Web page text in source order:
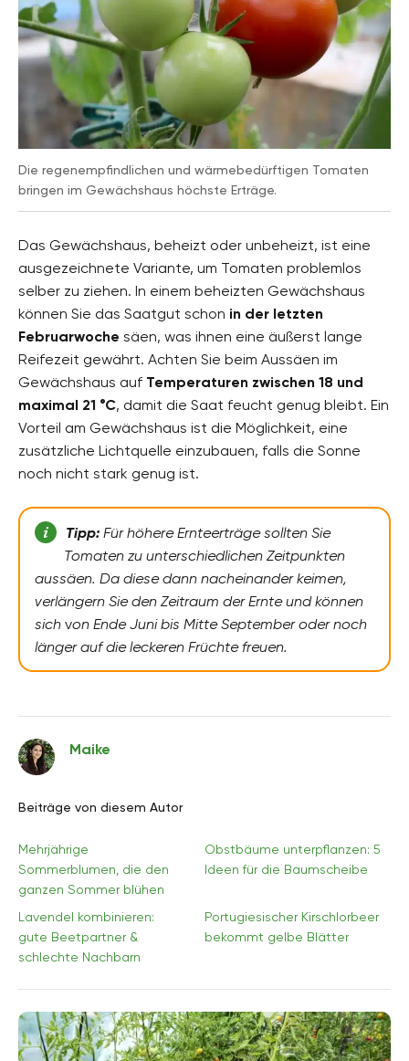
Die regenempfindlichen und wärmebedürftigen Tomaten
bringen im Gewächshaus höchste Erträge.
Das Gewächshaus, beheizt oder unbeheizt, ist eine
ausgezeichnete Variante, um Tomaten problemlos
selber zu ziehen. In einem beheizten Gewächshaus
können Sie das Saatgut schon in der letzten
Februarwoche säen, was ihnen eine äußerst lange
Reifezeit gewährt. Achten Sie beim Aussäen im
Gewächshaus auf Temperaturen zwischen 18 und
maximal 21 °C, damit die Saat feucht genug bleibt. Ein
Vorteil am Gewächshaus ist die Möglichkeit, eine
zusätzliche Lichtquelle einzubauen, falls die Sonne
noch nicht stark genug ist.
Tipp:Für höhere Ernteerträge sollten Sie
Tomaten zu unterschiedlichen Zeitpunkten
aussäen. Da diese dann nacheinander keimen,
verlängern Sie den Zeitraum der Ernte und können
sich von Ende Juni bis Mitte September oder noch
länger auf die leckeren Früchte freuen.
Maike
Beiträge von diesem Autor
Mehrjährige
Sommerblumen, die den
ganzen Sommer blühen
Obstbäume unterpflanzen: 5
Ideen für die Baumscheibe
Lavendel kombinieren:
gute Beetpartner &
schlechte Nachbarn
Portugiesischer Kirschlorbeer
bekommt gelbe Blätter